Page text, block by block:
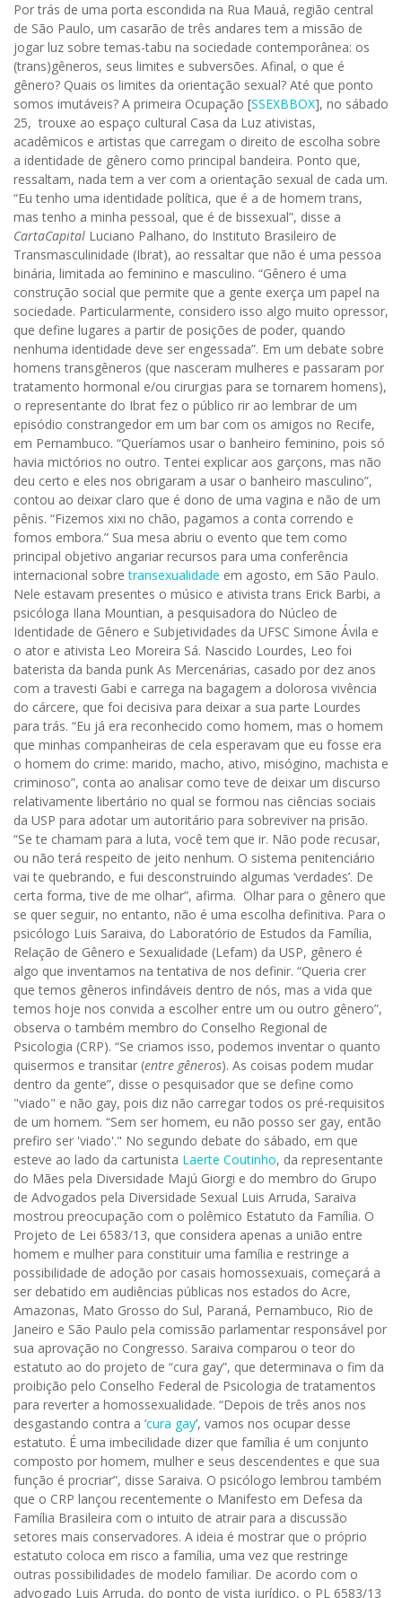
Por trás de uma porta escondida na Rua Mauá, região central
de São Paulo, um casarão de três andares tem a missão de
jogar luz sobre temas-tabu na sociedade contemporânea: os
(trans)gêneros, seus limites e subversões. Afinal, o que é
gênero? Quais os limites da orientação sexual? Até que ponto
somos imutáveis? A primeira Ocupação [SSEXBBOX], no sábado
25, trouxe ao espaço cultural Casa da Luz ativistas,
acadêmicos e artistas que carregam o direito de escolha sobre
a identidade de gênero como principal bandeira. Ponto que,
ressaltam, nada tem a ver com a orientação sexual de cada um.
“Eu tenho uma identidade política, que é a de homem trans,
mas tenho a minha pessoal, que é de bissexual”, disse a
CartaCapital Luciano Palhano, do Instituto Brasileiro de
Transmasculinidade (Ibrat), ao ressaltar que não é uma pessoa
binária, limitada ao feminino e masculino. “Gênero é uma
construção social que permite que a gente exerça um papel na
sociedade. Particularmente, considero isso algo muito opressor,
que define lugares a partir de posições de poder, quando
nenhuma identidade deve ser engessada”. Em um debate sobre
homens transgêneros (que nasceram mulheres e passaram por
tratamento hormonal e/ou cirurgias para se tornarem homens),
o representante do Ibrat fez o público rir ao lembrar de um
episódio constrangedor em um bar com os amigos no Recife,
em Pernambuco. “Queríamos usar o banheiro feminino, pois só
havia mictórios no outro. Tentei explicar aos garçons, mas não
deu certo e eles nos obrigaram a usar o banheiro masculino”,
contou ao deixar claro que é dono de uma vagina e não de um
pênis. “Fizemos xixi no chão, pagamos a conta correndo e
fomos embora.” Sua mesa abriu o evento que tem como
principal objetivo angariar recursos para uma conferência
internacional sobretransexualidade em agosto, em São Paulo.
Nele estavam presentes o músico e ativista trans Erick Barbi, a
psicóloga Ilana Mountian, a pesquisadora do Núcleo de
Identidade de Gênero e Subjetividades da UFSC Simone Ávila e
o ator e ativista Leo Moreira Sá. Nascido Lourdes, Leo foi
baterista da banda punk As Mercenárias, casado por dez anos
com a travesti Gabi e carrega na bagagem a dolorosa vivência
do cárcere, que foi decisiva para deixar a sua parte Lourdes
para trás. “Eu já era reconhecido como homem, mas o homem
que minhas companheiras de cela esperavam que eu fosse era
o homem do crime: marido, macho, ativo, misógino, machista e
criminoso”, conta ao analisar como teve de deixar um discurso
relativamente libertário no qual se formou nas ciências sociais
da USP para adotar um autoritário para sobreviver na prisão.
“Se te chamam para a luta, você tem que ir. Não pode recusar,
ou não terá respeito de jeito nenhum. O sistema penitenciário
vai te quebrando, e fui desconstruindo algumas ‘verdades’. De
certa forma, tive de me olhar”, afirma. Olhar para o gênero que
se quer seguir, no entanto, não é uma escolha definitiva. Para o
psicólogo Luis Saraiva, do Laboratório de Estudos da Família,
Relação de Gênero e Sexualidade (Lefam) da USP, gênero é
algo que inventamos na tentativa de nos definir. “Queria crer
que temos gêneros infindáveis dentro de nós, mas a vida que
temos hoje nos convida a escolher entre um ou outro gênero”,
observa o também membro do Conselho Regional de
Psicologia (CRP). “Se criamos isso, podemos inventar o quanto
quisermos e transitar (entre gêneros). As coisas podem mudar
dentro da gente”, disse o pesquisador que se define como
"viado" e não gay, pois diz não carregar todos os pré-requisitos
de um homem. “Sem ser homem, eu não posso ser gay, então
prefiro ser 'viado'." No segundo debate do sábado, em que
esteve ao lado da cartunista Laerte Coutinho, da representante
do Mães pela Diversidade Majú Giorgi e do membro do Grupo
de Advogados pela Diversidade Sexual Luis Arruda, Saraiva
mostrou preocupação com o polêmico Estatuto da Família. O
Projeto de Lei 6583/13, que considera apenas a união entre
homem e mulher para constituir uma família e restringe a
possibilidade de adoção por casais homossexuais, começará a
ser debatido em audiências públicas nos estados do Acre,
Amazonas, Mato Grosso do Sul, Paraná, Pernambuco, Rio de
Janeiro e São Paulo pela comissão parlamentar responsável por
sua aprovação no Congresso. Saraiva comparou o teor do
estatuto ao do projeto de “cura gay”, que determinava o fim da
proibição pelo Conselho Federal de Psicologia de tratamentos
para reverter a homossexualidade. “Depois de três anos nos
desgastando contra a ‘cura gay’, vamos nos ocupar desse
estatuto. É uma imbecilidade dizer que família é um conjunto
composto por homem, mulher e seus descendentes e que sua
função é procriar”, disse Saraiva. O psicólogo lembrou também
que o CRP lançou recentemente o Manifesto em Defesa da
Família Brasileira com o intuito de atrair para a discussão
setores mais conservadores. A ideia é mostrar que o próprio
estatuto coloca em risco a família, uma vez que restringe
outras possibilidades de modelo familiar. De acordo com o
advogado Luis Arruda, do ponto de vista jurídico, o PL 6583/13